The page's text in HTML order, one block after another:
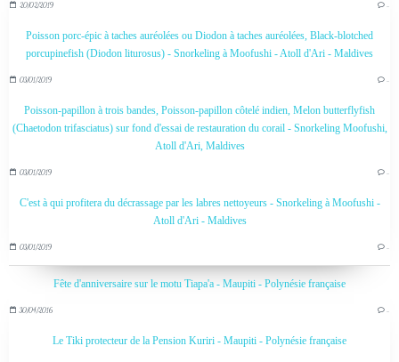
20/02/2019 …
Poisson porc-épic à taches auréolées ou Diodon à taches auréolées, Black-blotched
porcupinefish (Diodon liturosus) - Snorkeling à Moofushi - Atoll d'Ari - Maldives
03/01/2019 …
Poisson-papillon à trois bandes, Poisson-papillon côtelé indien, Melon butterflyfish
(Chaetodon trifasciatus) sur fond d'essai de restauration du corail - Snorkeling Moofushi,
Atoll d'Ari, Maldives
03/01/2019 …
C'est à qui profitera du décrassage par les labres nettoyeurs - Snorkeling à Moofushi -
Atoll d'Ari - Maldives
03/01/2019 …
Fête d'anniversaire sur le motu Tiapa'a - Maupiti - Polynésie française
30/04/2016 …
Le Tiki protecteur de la Pension Kuriri - Maupiti - Polynésie française